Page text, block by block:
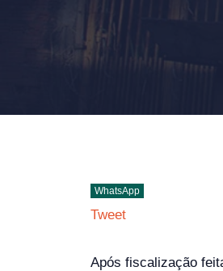
WhatsApp
Tweet
Após fiscalização